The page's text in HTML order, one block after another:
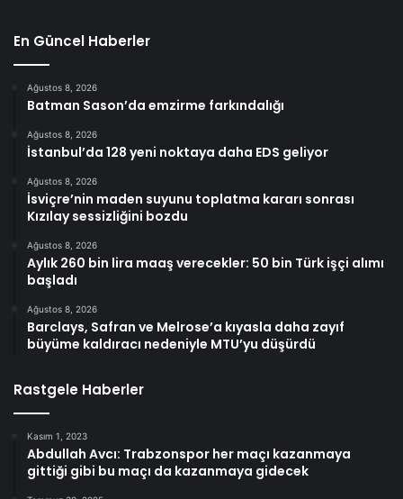
En Güncel Haberler
Ağustos 8, 2026
Batman Sason’da emzirme farkındalığı
Ağustos 8, 2026
İstanbul’da 128 yeni noktaya daha EDS geliyor
Ağustos 8, 2026
İsviçre’nin maden suyunu toplatma kararı sonrası
Kızılay sessizliğini bozdu
Ağustos 8, 2026
Aylık 260 bin lira maaş verecekler: 50 bin Türk işçi alımı
başladı
Ağustos 8, 2026
Barclays, Safran ve Melrose’a kıyasla daha zayıf
büyüme kaldıracı nedeniyle MTU’yu düşürdü
Rastgele Haberler
Kasım 1, 2023
Abdullah Avcı: Trabzonspor her maçı kazanmaya
gittiği gibi bu maçı da kazanmaya gidecek